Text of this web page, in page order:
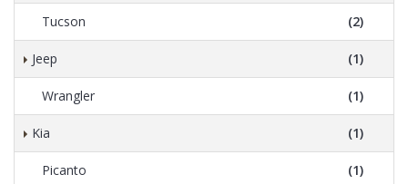
Tucson (2)
Jeep (1)
Wrangler (1)
Kia (1)
Picanto (1)